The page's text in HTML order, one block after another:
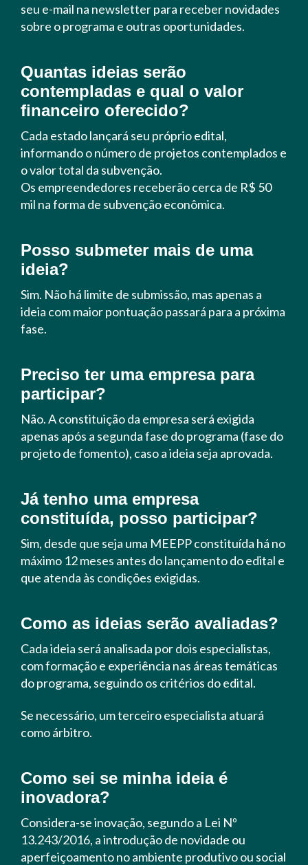
seu e-mail na newsletter para receber novidades
sobre o programa e outras oportunidades.
Quantas ideias serão
contempladas e qual o valor
financeiro oferecido?
Cada estado lançará seu próprio edital,
informando o número de projetos contemplados e
o valor total da subvenção.
Os empreendedores receberão cerca de R$ 50
mil na forma de subvenção econômica.
Posso submeter mais de uma
ideia?
Sim. Não há limite de submissão, mas apenas a
ideia com maior pontuação passará para a próxima
fase.
Preciso ter uma empresa para
participar?
Não. A constituição da empresa será exigida
apenas após a segunda fase do programa (fase do
projeto de fomento), caso a ideia seja aprovada.
Já tenho uma empresa
constituída, posso participar?
Sim, desde que seja uma MEEPP constituída há no
máximo 12 meses antes do lançamento do edital e
que atenda às condições exigidas.
Como as ideias serão avaliadas?
Cada ideia será analisada por dois especialistas,
com formação e experiência nas áreas temáticas
do programa, seguindo os critérios do edital.
Se necessário, um terceiro especialista atuará
como árbitro.
Como sei se minha ideia é
inovadora?
Considera-se inovação, segundo a Lei Nº
13.243/2016, a introdução de novidade ou
aperfeiçoamento no ambiente produtivo ou social